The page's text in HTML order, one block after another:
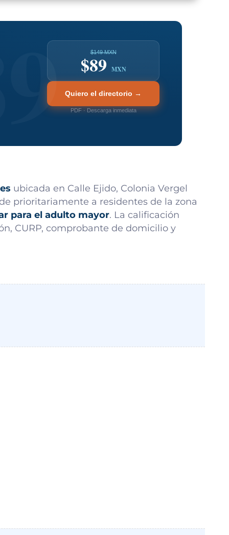
$149 MXN
$89 MXN
Quiero el directorio →
PDF · Descarga inmediata
ubicada en Calle Ejido, Colonia Vergel
prioritariamente a residentes de la zona
para el adulto mayor. La calificación
CURP, comprobante de domicilio y